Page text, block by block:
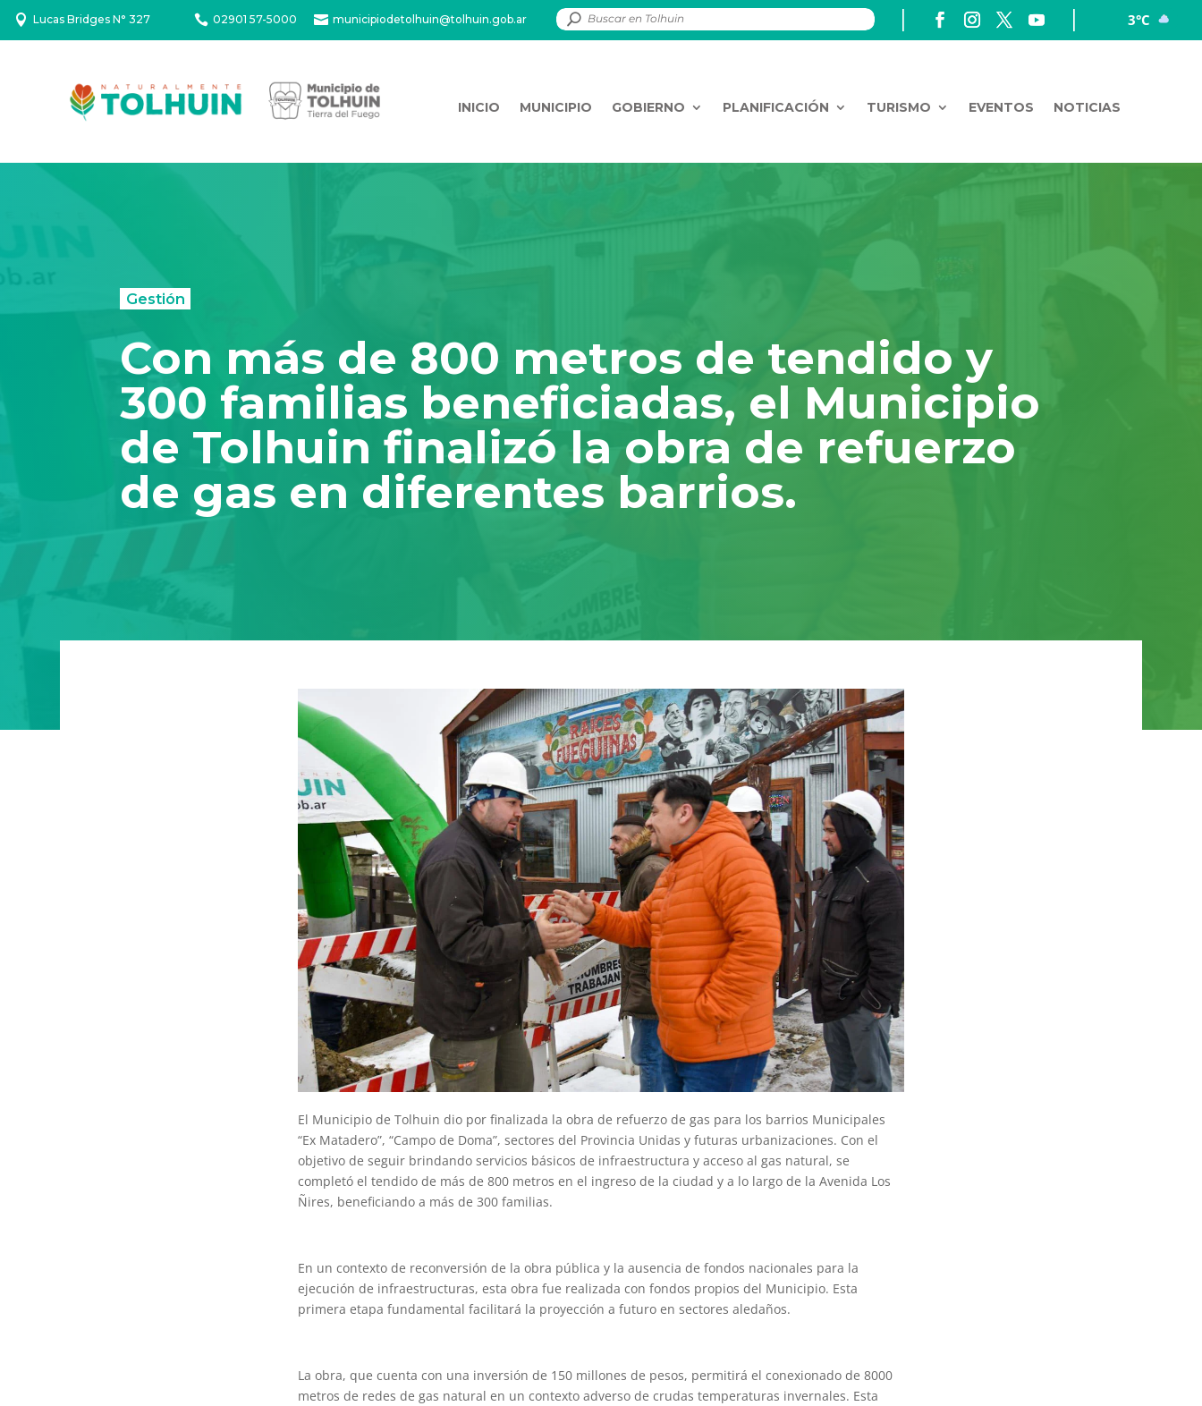
 Lucas Bridges N° 327  02901 57-5000  municipiodetolhuin@tolhuin.gob.ar 3°C
INICIO MUNICIPIO GOBIERNO PLANIFICACIÓN TURISMO EVENTOS NOTICIAS
Gestión
Con más de 800 metros de tendido y
300 familias beneficiadas, el Municipio
de Tolhuin finalizó la obra de refuerzo
de gas en diferentes barrios.
El Municipio de Tolhuin dio por finalizada la obra de refuerzo de gas para los barrios Municipales
“Ex Matadero”, “Campo de Doma”, sectores del Provincia Unidas y futuras urbanizaciones. Con el
objetivo de seguir brindando servicios básicos de infraestructura y acceso al gas natural, se
completó el tendido de más de 800 metros en el ingreso de la ciudad y a lo largo de la Avenida Los
Ñires, beneficiando a más de 300 familias.
En un contexto de reconversión de la obra pública y la ausencia de fondos nacionales para la
ejecución de infraestructuras, esta obra fue realizada con fondos propios del Municipio. Esta
primera etapa fundamental facilitará la proyección a futuro en sectores aledaños.
La obra, que cuenta con una inversión de 150 millones de pesos, permitirá el conexionado de 8000
metros de redes de gas natural en un contexto adverso de crudas temperaturas invernales. Esta